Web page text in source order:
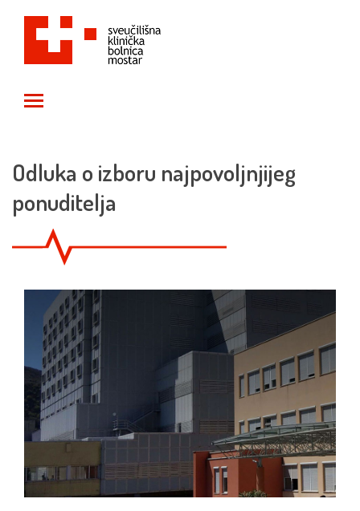
Odluka o izboru najpovoljnjijeg
ponuditelja